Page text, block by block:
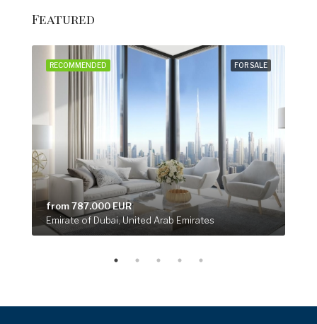
Featured
FOR SALE
RECOMMENDED
from 787.000 EUR
Emirate of Dubai, United Arab Emirates